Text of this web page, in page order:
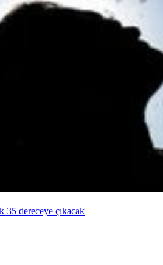
35 dereceye çıkacak